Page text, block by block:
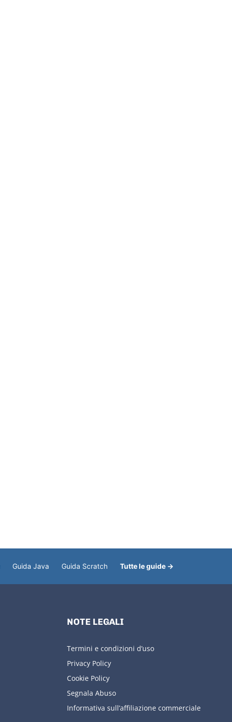
Guida Java Guida Scratch Tutte le guide →
NOTE LEGALI
Termini e condizioni d’uso
Privacy Policy
Cookie Policy
Segnala Abuso
Informativa sull’affiliazione commerciale